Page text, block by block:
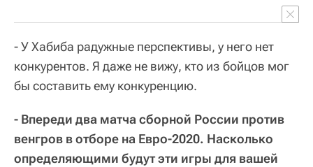
- У Хабиба радужные перспективы, у него нет
конкурентов. Я даже не вижу, кто из бойцов мог
бы составить ему конкуренцию.
- Впереди два матча сборной России против
венгров в отборе на Евро-2020. Насколько
определяющими будут эти игры для вашей